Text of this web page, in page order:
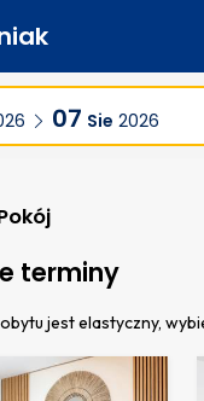
07 Sie 2026
terminy
jest elastyczny,